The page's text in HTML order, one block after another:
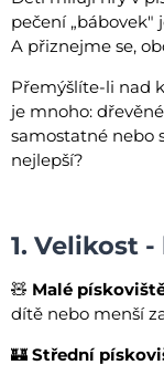
pečení „bábovek"
A přiznejme se,
Přemýšlíte-li nad
je mnoho:
samostatné nebo
nejlepší?
1. Velikost
🧸 Malé
dítě nebo menší
🏰 Střední